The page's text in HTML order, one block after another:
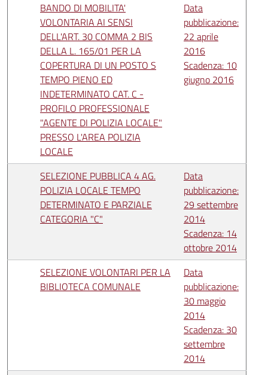
BANDO DI MOBILITA'
VOLONTARIA AI SENSI
DELL'ART. 30 COMMA 2 BIS
DELLA L. 165/01 PER LA
COPERTURA DI UN POSTO S
TEMPO PIENO ED
INDETERMINATO CAT. C -
PROFILO PROFESSIONALE
"AGENTE DI POLIZIA LOCALE"
PRESSO L'AREA POLIZIA
LOCALE
Data
pubblicazione:
22 aprile
2016
Scadenza: 10
giugno 2016
SELEZIONE PUBBLICA 4 AG.
POLIZIA LOCALE TEMPO
DETERMINATO E PARZIALE
CATEGORIA "C"
Data
pubblicazione:
29 settembre
2014
Scadenza: 14
ottobre 2014
SELEZIONE VOLONTARI PER LA
BIBLIOTECA COMUNALE
Data
pubblicazione:
30 maggio
2014
Scadenza: 30
settembre
2014